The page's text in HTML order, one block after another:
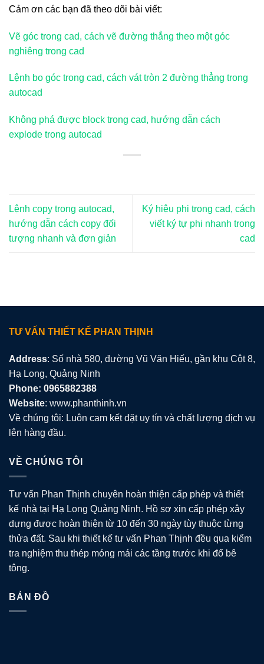
Cảm ơn các bạn đã theo dõi bài viết:
Vẽ góc trong cad, cách vẽ đường thẳng theo một góc
nghiêng trong cad
Lệnh bo góc trong cad, cách vát tròn 2 đường thẳng trong
autocad
Không phá được block trong cad, hướng dẫn cách
explode trong autocad
Lệnh copy trong autocad,
hướng dẫn cách copy đối
tượng nhanh và đơn giản
Ký hiệu phi trong cad, cách
viết ký tự phi nhanh trong
cad
TƯ VẤN THIẾT KẾ PHAN THỊNH
Address: Số nhà 580, đường Vũ Văn Hiếu, gần khu Cột 8,
Hạ Long, Quảng Ninh
Phone: 0965882388
Website: www.phanthinh.vn
Về chúng tôi: Luôn cam kết đặt uy tín và chất lượng dịch vụ
lên hàng đầu.
VỀ CHÚNG TÔI
Tư vấn Phan Thịnh chuyên hoàn thiện cấp phép và thiết
kế nhà tại Hạ Long Quảng Ninh. Hồ sơ xin cấp phép xây
dựng được hoàn thiện từ 10 đến 30 ngày tùy thuộc từng
thửa đất. Sau khi thiết kế tư vấn Phan Thịnh đều qua kiểm
tra nghiệm thu thép móng mái các tầng trước khi đổ bê
tông.
BẢN ĐỒ